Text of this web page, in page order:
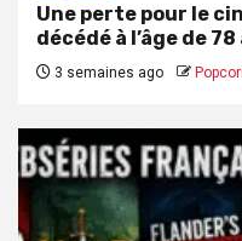
Une perte pour le
décédé à l’âge de 78
3 semaines ago